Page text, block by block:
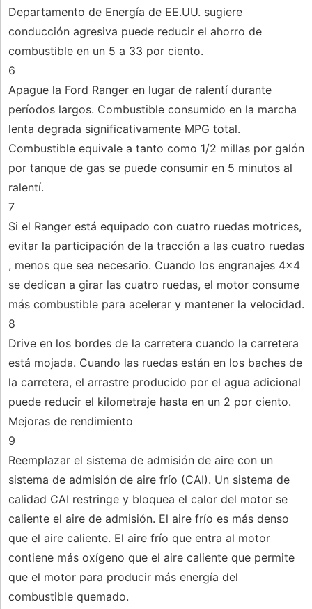
Departamento de Energía de EE.UU. sugiere
conducción agresiva puede reducir el ahorro de
combustible en un 5 a 33 por ciento.
6
Apague la Ford Ranger en lugar de ralentí durante
períodos largos. Combustible consumido en la marcha
lenta degrada significativamente MPG total.
Combustible equivale a tanto como 1/2 millas por galón
por tanque de gas se puede consumir en 5 minutos al
ralentí.
7
Si el Ranger está equipado con cuatro ruedas motrices,
evitar la participación de la tracción a las cuatro ruedas
, menos que sea necesario. Cuando los engranajes 4x4
se dedican a girar las cuatro ruedas, el motor consume
más combustible para acelerar y mantener la velocidad.
8
Drive en los bordes de la carretera cuando la carretera
está mojada. Cuando las ruedas están en los baches de
la carretera, el arrastre producido por el agua adicional
puede reducir el kilometraje hasta en un 2 por ciento.
Mejoras de rendimiento
9
Reemplazar el sistema de admisión de aire con un
sistema de admisión de aire frío (CAI). Un sistema de
calidad CAI restringe y bloquea el calor del motor se
caliente el aire de admisión. El aire frío es más denso
que el aire caliente. El aire frío que entra al motor
contiene más oxígeno que el aire caliente que permite
que el motor para producir más energía del
combustible quemado.